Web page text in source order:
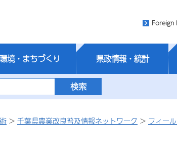
Foreign
環境・まちづくり 県政情報・統計
> 千葉県農業改良普及情報ネットワーク > フィー